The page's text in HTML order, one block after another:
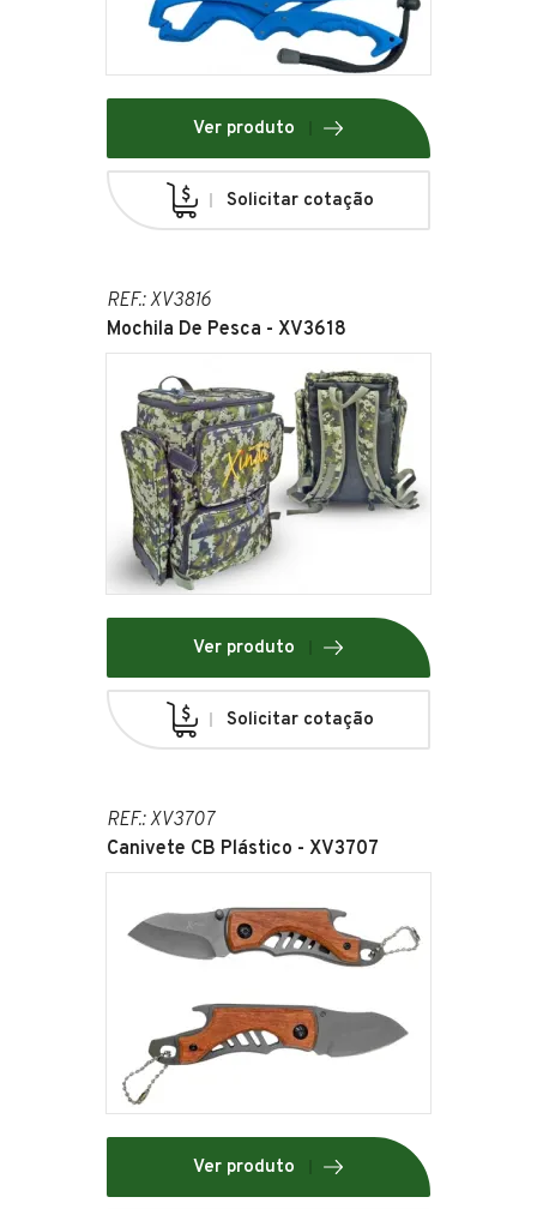
Ver produto
Solicitar cotação
REF.: XV3816
Mochila De Pesca - XV3618
Ver produto
Solicitar cotação
REF.: XV3707
Canivete CB Plástico - XV3707
Ver produto